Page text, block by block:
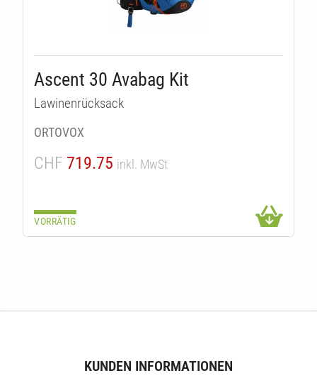
Ascent 30 Avabag Kit
Lawinenrücksack
ORTOVOX
CHF 719.75 inkl. MwSt
VORRÄTIG
KUNDEN INFORMATIONEN